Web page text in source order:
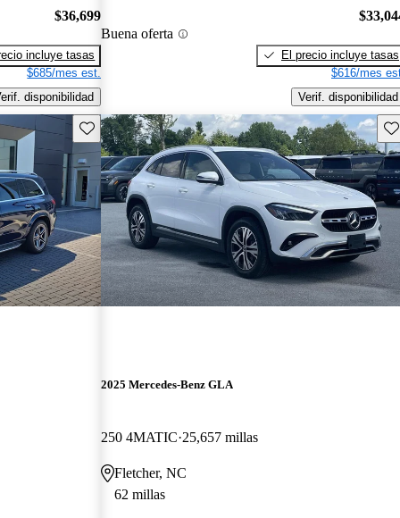
$36,699
incluye tasas
$685/mes est.
disponibilidad
Buena oferta
El precio incluye tasas
$616/mes
Verif. disponibilidad
Guarda este Aviso
2025 Mercedes-Benz GLA
250 4MATIC 25,657 millas
Fletcher, NC
62 millas